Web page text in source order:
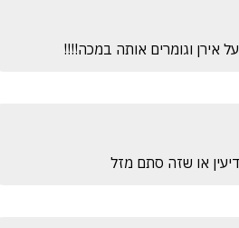
אירן וגומרים אותה במכה!!!!
או שזה סתם מזל